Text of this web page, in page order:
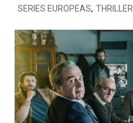
SERIES EUROPEAS, THRILLER